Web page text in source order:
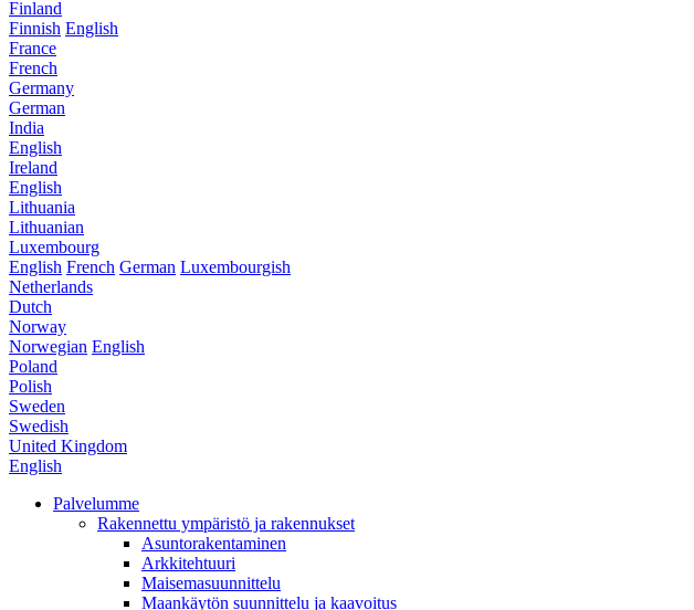
Finland
Finnish English
France
French
Germany
German
India
English
Ireland
English
Lithuania
Lithuanian
Luxembourg
English French German Luxembourgish
Netherlands
Dutch
Norway
Norwegian English
Poland
Polish
Sweden
Swedish
United Kingdom
English
Palvelumme
Rakennettu ympäristö ja rakennukset
Asuntorakentaminen
Arkkitehtuuri
Maisemasuunnittelu
Maankäytön suunnittelu ja kaavoitus